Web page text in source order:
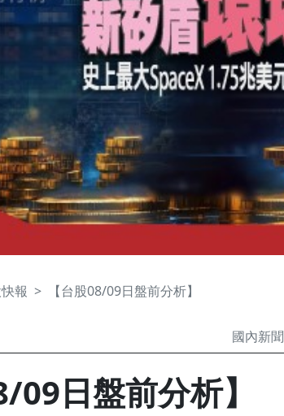
報 【台股08/09日盤前分析】
國內新聞
09日盤前分析】